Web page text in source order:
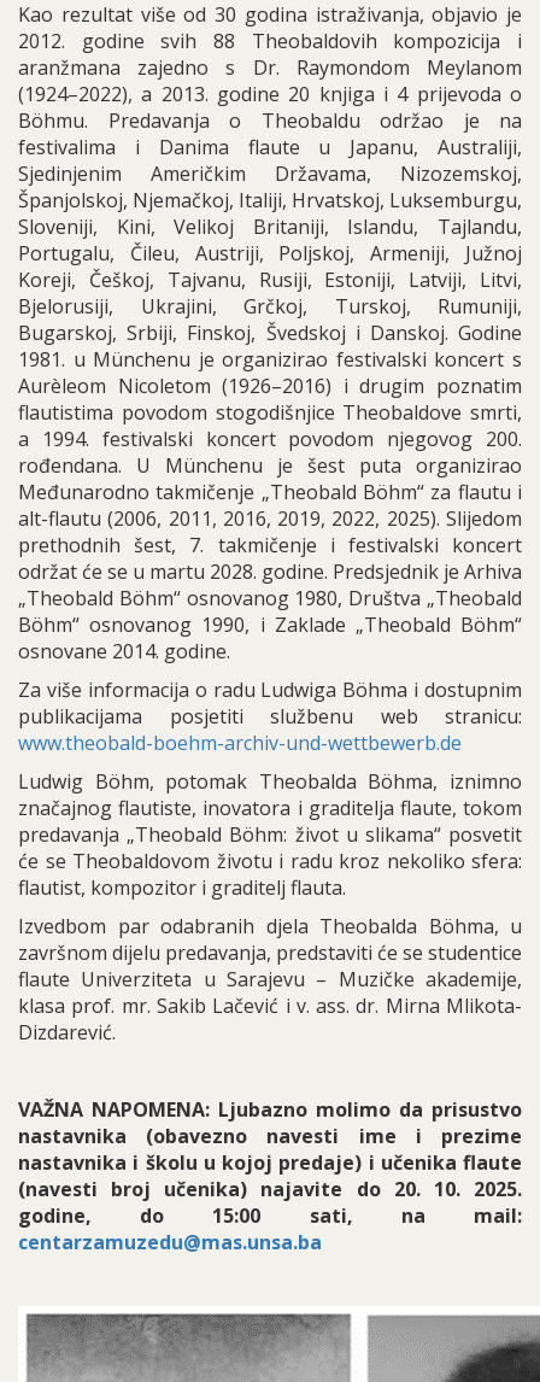
Kao rezultat više od 30 godina istraživanja, objavio je
2012. godine svih 88 Theobaldovih kompozicija i
aranžmana zajedno s Dr. Raymondom Meylanom
(1924–2022), a 2013. godine 20 knjiga i 4 prijevoda o
Böhmu. Predavanja o Theobaldu održao je na
festivalima i Danima flaute u Japanu, Australiji,
Sjedinjenim Američkim Državama, Nizozemskoj,
Španjolskoj, Njemačkoj, Italiji, Hrvatskoj, Luksemburgu,
Sloveniji, Kini, Velikoj Britaniji, Islandu, Tajlandu,
Portugalu, Čileu, Austriji, Poljskoj, Armeniji, Južnoj
Koreji, Češkoj, Tajvanu, Rusiji, Estoniji, Latviji, Litvi,
Bjelorusiji, Ukrajini, Grčkoj, Turskoj, Rumuniji,
Bugarskoj, Srbiji, Finskoj, Švedskoj i Danskoj. Godine
1981. u Münchenu je organizirao festivalski koncert s
Aurèleom Nicoletom (1926–2016) i drugim poznatim
flautistima povodom stogodišnjice Theobaldove smrti,
a 1994. festivalski koncert povodom njegovog 200.
rođendana. U Münchenu je šest puta organizirao
Međunarodno takmičenje „Theobald Böhm“ za flautu i
alt-flautu (2006, 2011, 2016, 2019, 2022, 2025). Slijedom
prethodnih šest, 7. takmičenje i festivalski koncert
održat će se u martu 2028. godine. Predsjednik je Arhiva
„Theobald Böhm“ osnovanog 1980, Društva „Theobald
Böhm“ osnovanog 1990, i Zaklade „Theobald Böhm“
osnovane 2014. godine.
Za više informacija o radu Ludwiga Böhma i dostupnim
publikacijama posjetiti službenu web stranicu:
www.theobald-boehm-archiv-und-wettbewerb.de
Ludwig Böhm, potomak Theobalda Böhma, iznimno
značajnog flautiste, inovatora i graditelja flaute, tokom
predavanja „Theobald Böhm: život u slikama“ posvetit
će se Theobaldovom životu i radu kroz nekoliko sfera:
flautist, kompozitor i graditelj flauta.
Izvedbom par odabranih djela Theobalda Böhma, u
završnom dijelu predavanja, predstaviti će se studentice
flaute Univerziteta u Sarajevu – Muzičke akademije,
klasa prof. mr. Sakib Lačević i v. ass. dr. Mirna Mlikota-
Dizdarević.
VAŽNA NAPOMENA: Ljubazno molimo da prisustvo
nastavnika (obavezno navesti ime i prezime
nastavnika i školu u kojoj predaje) i učenika flaute
(navesti broj učenika) najavite do 20. 10. 2025.
godine, do 15:00 sati, na mail:
centarzamuzedu@mas.unsa.ba